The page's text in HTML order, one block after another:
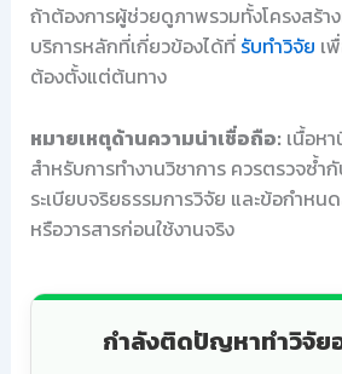
ถ้าต้องการผู้ช่วยดูภาพรวมทั้งโครงสร้า
บริการหลักที่เกี่ยวข้องได้ที่ รับทำวิจัย เ
ต้องตั้งแต่ต้นทาง
หมายเหตุด้านความน่าเชื่อถือ: เนื้อห
สำหรับการทำงานวิชาการ ควรตรวจซ้ำ
ระเบียบจริยธรรมการวิจัย และข้อกำห
หรือวารสารก่อนใช้งานจริง
กำลังติดปัญหาทำวิจัย